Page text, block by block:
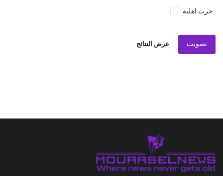
حرب اهلية
تصويت عرض النتائج